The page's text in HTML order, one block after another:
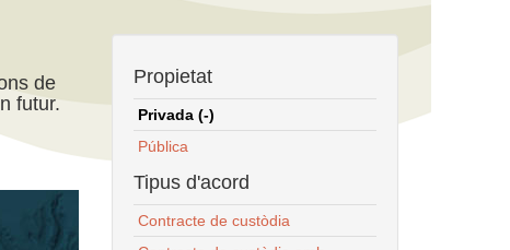
de
futur.
Propietat
Privada (-)
Pública
Tipus d'acord
Contracte de custòdia